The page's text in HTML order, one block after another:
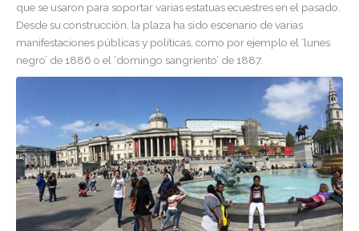
que se usaron para soportar varias estatuas ecuestres en el pasado.
Desde su construcción, la plaza ha sido escenario de varias
manifestaciones públicas y políticas, como por ejemplo el ‘lunes
negro’ de 1886 o el ‘domingo sangriento’ de 1887.